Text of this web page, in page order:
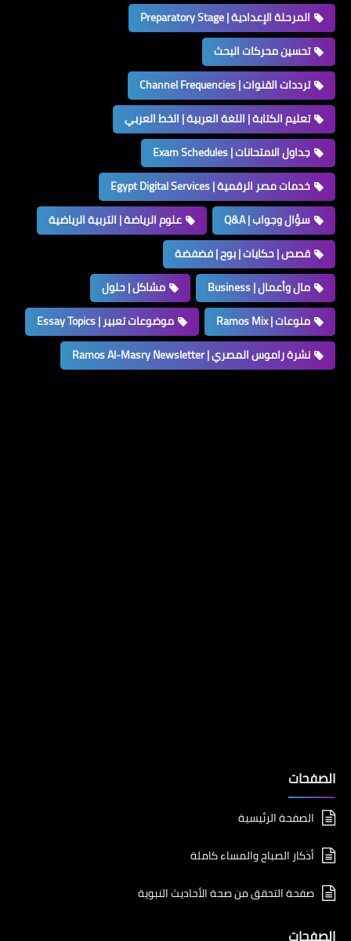
المرحلة الإعدادية | Preparatory Stage
تحسين محركات البحث
ترددات القنوات | Channel Frequencies
تعليم الكتابة | اللغة العربية | الخط العربي
جداول الامتحانات | Exam Schedules
خدمات مصر الرقمية | Egypt Digital Services
سؤال وجواب | Q&A
علوم الرياضة | التربية الرياضية
قصص | حكايات | بوح | فضفضة
مال وأعمال | Business
مشاكل | حلول
منوعات | Ramos Mix
موضوعات تعبير | Essay Topics
نشرة راموس المصري | Ramos Al-Masry Newsletter
الصفحات
الصفحة الرئيسية
أذكار الصباح والمساء كاملة
صفحة التحقق من صحة الأحاديث النبوية